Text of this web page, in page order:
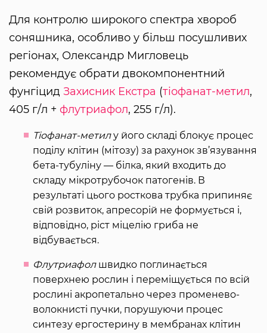
Для контролю широкого спектра хвороб
соняшника, особливо у більш посушливих
регіонах, Олександр Мигловець
рекомендує обрати двокомпонентний
фунгіцид Захисник Екстра (тіофанат-метил,
405 г/л + флутриафол, 255 г/л).
Тіофанат-метилу його складі блокує процес
поділу клітин (мітозу) за рахунок зв’язування
бета-тубуліну — білка, який входить до
складу мікротрубочок патогенів. В
результаті цього росткова трубка припиняє
свій розвиток, апресорій не формується і,
відповідно, ріст міцелію гриба не
відбувається.
Флутриафолшвидко поглинається
поверхнею рослин і переміщується по всій
рослині акропетально через променево-
волокнисті пучки, порушуючи процес
синтезу ергостерину в мембранах клітин